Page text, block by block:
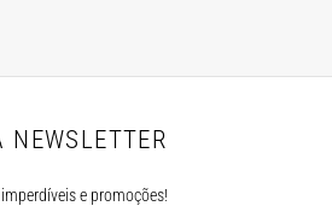
NEWSLETTER
e promoções!